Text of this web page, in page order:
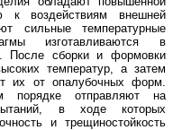
к воздействиям внешней
сильные температурные
изготавливаются в
После сборки и формовки
температур, а затем
их от опалубочных форм.
порядке отправляют на
в ходе которых
и трещиностойкость